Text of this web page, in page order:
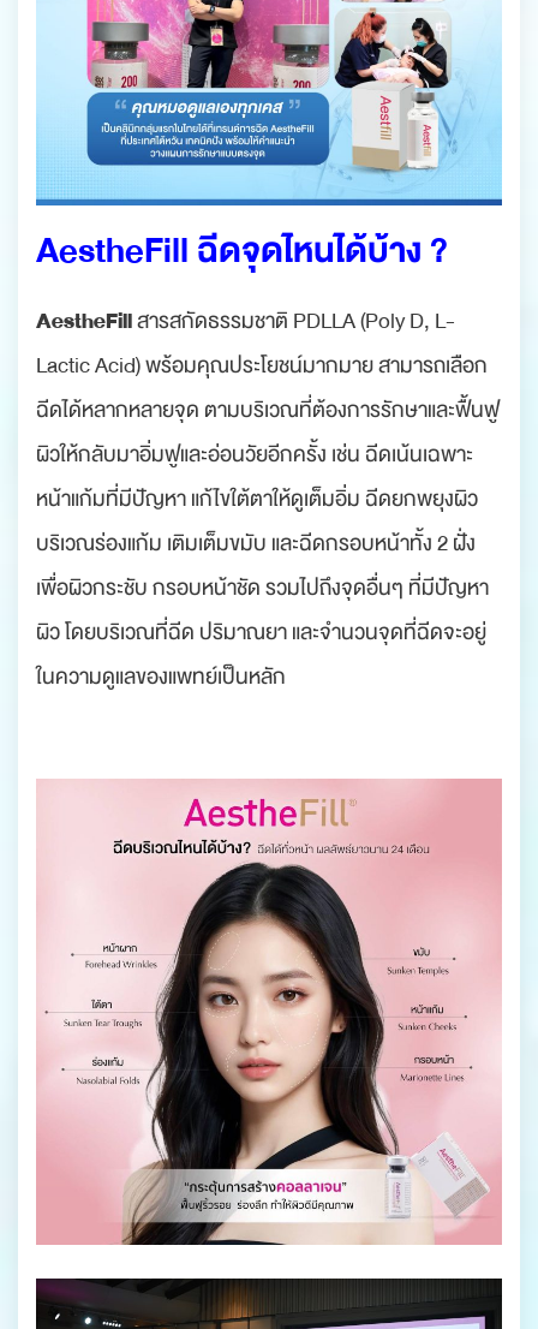
AestheFill ฉีดจุดไหนได้บ้าง ?
AestheFillสารสกัดธรรมชาติ PDLLA (Poly D, L-
Lactic Acid) พร้อมคุณประโยชน์มากมาย สามารถเลือก
ฉีดได้หลากหลายจุด ตามบริเวณที่ต้องการรักษาและฟื้นฟู
ผิวให้กลับมาอิ่มฟูและอ่อนวัยอีกครั้ง เช่น ฉีดเน้นเฉพาะ
หน้าแก้มที่มีปัญหา แก้ไขใต้ตาให้ดูเต็มอิ่ม ฉีดยกพยุงผิว
บริเวณร่องแก้ม เติมเต็มขมับ และฉีดกรอบหน้าทั้ง 2 ฝั่ง
เพื่อผิวกระชับ กรอบหน้าชัด รวมไปถึงจุดอื่นๆ ที่มีปัญหา
ผิว โดยบริเวณที่ฉีด ปริมาณยา และจำนวนจุดที่ฉีดจะอยู่
ในความดูแลของแพทย์เป็นหลัก